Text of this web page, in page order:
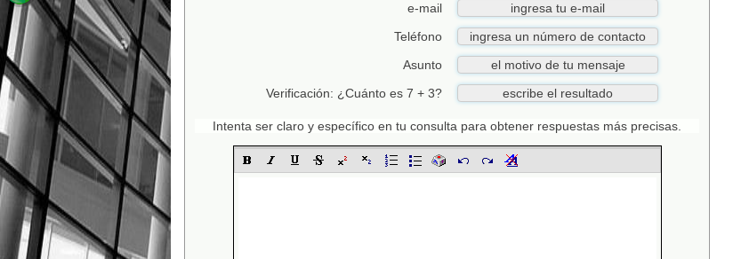
e-mail
Teléfono
Asunto
Verificación: ¿Cuánto es 7 + 3?
Intenta ser claro y específico en tu consulta para obtener respuestas más precisas.